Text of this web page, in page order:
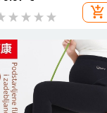
podrška trbuha, za sve faze
add_shopping_cart